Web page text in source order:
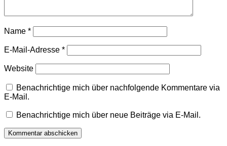
Name *
E-Mail-Adresse *
Website
Benachrichtige mich über nachfolgende Kommentare via
E-Mail.
Benachrichtige mich über neue Beiträge via E-Mail.